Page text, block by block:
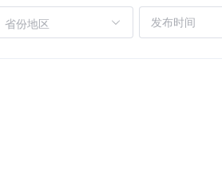
省份地区